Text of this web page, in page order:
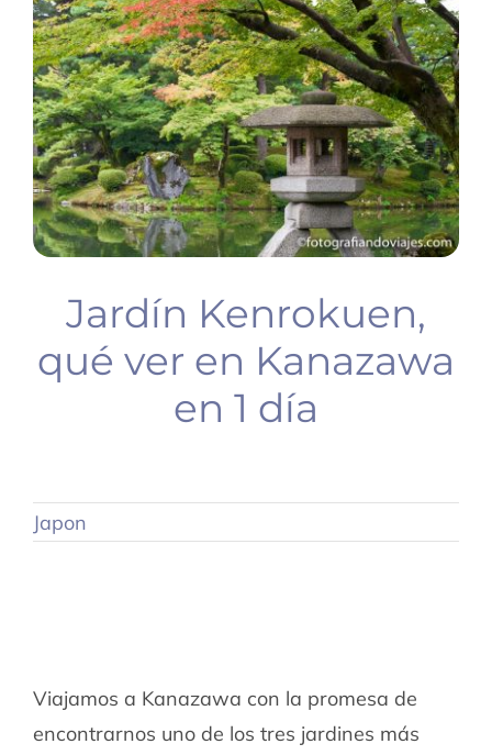
BUCEO
PLANIFICA TU VIAJE
Jardín Kenrokuen,
qué ver en Kanazawa
en 1 día
Japon
Viajamos a Kanazawa con la promesa de
encontrarnos uno de los tres jardines más